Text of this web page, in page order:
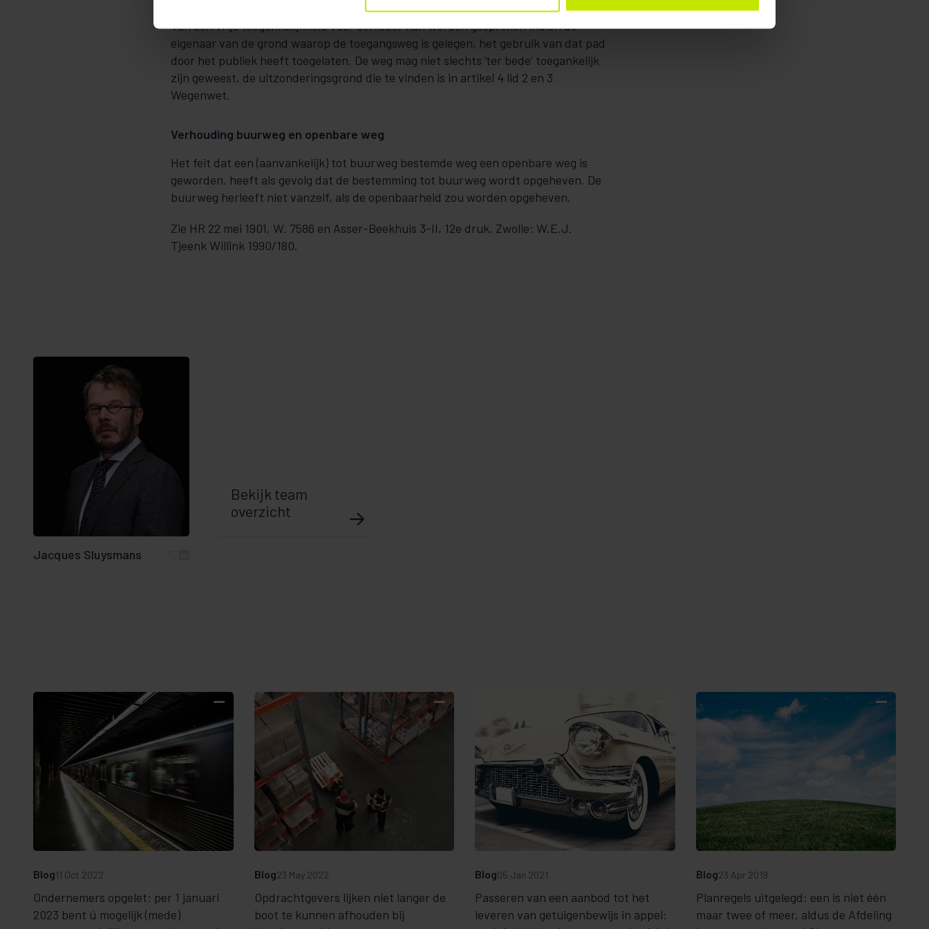
Van een vrije toegankelijkheid voor eenieder kan worden gesproken indien de
eigenaar van de grond waarop de toegangsweg is gelegen, het gebruik van dat pad
door het publiek heeft toegelaten. De weg mag niet slechts ‘ter bede’ toegankelijk
zijn geweest, de uitzonderingsgrond die te vinden is in artikel 4 lid 2 en 3
Wegenwet.
Verhouding buurweg en openbare weg
Het feit dat een (aanvankelijk) tot buurweg bestemde weg een openbare weg is
geworden, heeft als gevolg dat de bestemming tot buurweg wordt opgeheven. De
buurweg herleeft niet vanzelf, als de openbaarheid zou worden opgeheven.
Zie HR 22 mei 1901, W. 7586 en Asser-Beekhuis 3-II, 12e druk, Zwolle: W.E.J.
Tjeenk Willink 1990/180.
Jacques Sluysmans
Bekijk team
overzicht
Ondernemers opgelet: per 1 januari
2023 bent ú mogelijk (mede)
Blog11 Oct 2022
Opdrachtgevers lijken niet langer de
boot te kunnen afhouden bij
Blog23 May 2022
Passeren van een aanbod tot het
leveren van getuigenbewijs in appel:
Blog05 Jan 2021
Planregels uitgelegd: een is niet één
maar twee of meer, aldus de Afdeling
Blog23 Apr 2019